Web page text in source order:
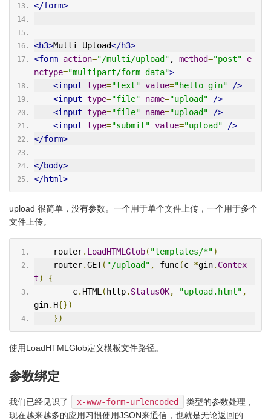
</form>
<h3>Multi Upload</h3>
<form action="/multi/upload" , method="post"
e
nctype="multipart/form-data">
<input type="text" value="hello gin"
/>
<input type="file" name="upload"
/>
<input type="file" name="upload"
/>
<input type="submit" value="upload"
/>
</form>
</body>
</html>
upload 很简单，没有参数。一个用于单个文件上传，一个用于多个
文件上传。
    router
. LoadHTMLGlob( "templates/*")
    router
.GET( "/upload" , func(c *gin. Contex
t)
{
        c
. HTML (http. StatusOK, "upload.html" ,
gin. H{})
})
使用LoadHTMLGlob定义模板文件路径。
参数绑定
我们已经见识了 x-www-form-urlencoded
类型的参数处理，
现在越来越多的应用习惯使用JSON来通信，也就是无论返回的